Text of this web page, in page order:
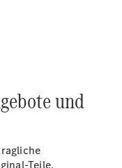
und
Teile.